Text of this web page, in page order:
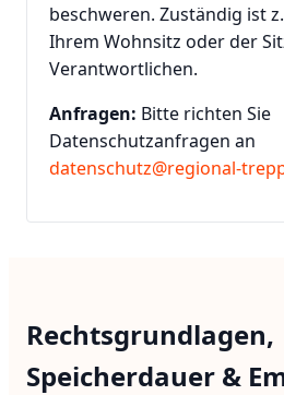
beschweren. Zuständig ist
Ihrem Wohnsitz oder der
Verantwortlichen.
Anfragen: Bitte richten Sie
Datenschutzanfragen an
datenschutz@regional-
Rechtsgrundlagen,
Speicherdauer &